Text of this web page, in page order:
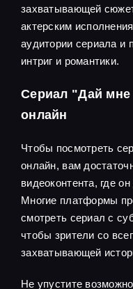
захватывающей
актерским
аудитории сериала и
интриг и романтики.
Сериал "Дай мне
онлайн
Чтобы посмотреть
онлайн, вам
видеоконтента, где
Многие платформы
смотреть сериал с
чтобы зрители со
захватывающей
Не упустите